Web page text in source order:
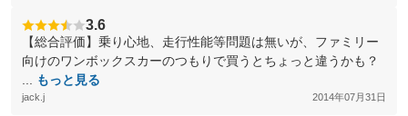
3.6
【総合評価】乗り心地、走行性能等問題は無いが、ファミリー
向けのワンボックスカーのつもりで買うとちょっと違うかも？
もっと見る
jack.j 2014年07月31日